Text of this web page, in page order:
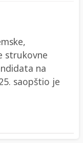
strukovne
na
saopštio je